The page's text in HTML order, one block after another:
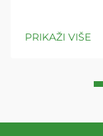
PRIKAŽI VIŠE